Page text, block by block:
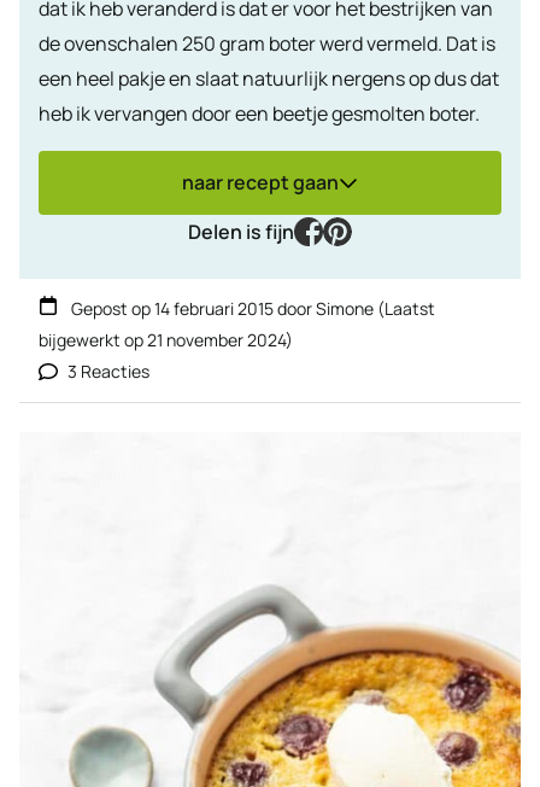
dat ik heb veranderd is dat er voor het bestrijken van
de ovenschalen 250 gram boter werd vermeld. Dat is
een heel pakje en slaat natuurlijk nergens op dus dat
heb ik vervangen door een beetje gesmolten boter.
naar recept gaan
Delen is fijn
facebook
pinterest
Gepost op14 februari 2015doorSimone (Laatst
bijgewerkt op21 november 2024)
3 Reacties